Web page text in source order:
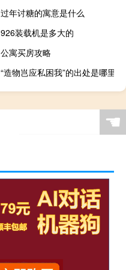
过年讨糖的寓意是什么
926装载机是多大的
公寓买房攻略
“造物岂应私困我”的出处是哪里
☚